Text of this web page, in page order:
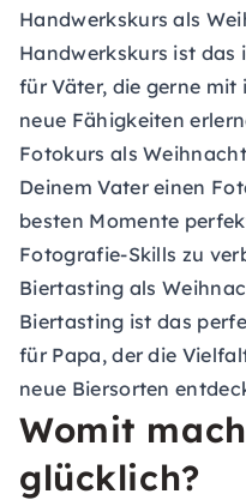
Handwerkskurs als
Handwerkskurs ist das
für Väter, die gerne
neue Fähigkeiten
Fotokurs als
Deinem Vater einen
besten Momente
Fotografie-Skills zu
Biertasting als
Biertasting ist das
für Papa, der die
neue Biersorten
Womit
glücklich?